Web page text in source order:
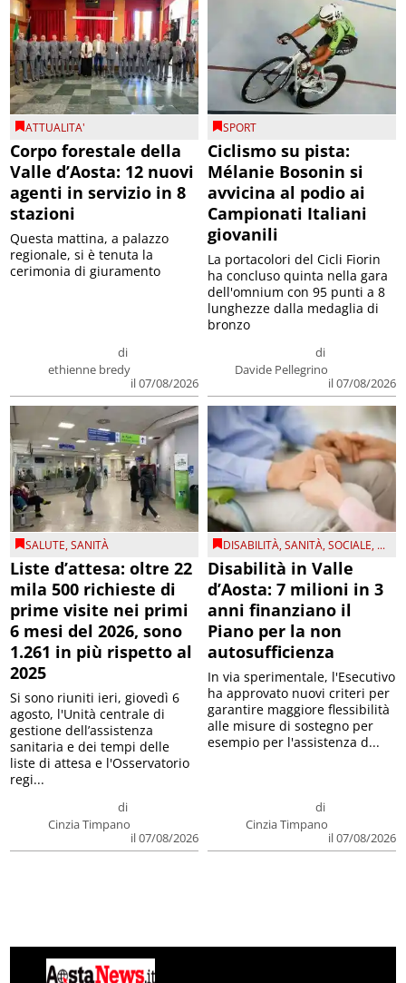
ATTUALITA'
Corpo forestale della
Valle d’Aosta: 12 nuovi
agenti in servizio in 8
stazioni
di
ethienne bredy
il 07/08/2026
Questa mattina, a palazzo
regionale, si è tenuta la
cerimonia di giuramento
SPORT
Ciclismo su pista:
Mélanie Bosonin si
avvicina al podio ai
Campionati Italiani
giovanili
di
Davide Pellegrino
il 07/08/2026
La portacolori del Cicli Fiorin
ha concluso quinta nella gara
dell'omnium con 95 punti a 8
lunghezze dalla medaglia di
bronzo
SALUTE,SANITÀ
Liste d’attesa: oltre 22
mila 500 richieste di
prime visite nei primi
6 mesi del 2026, sono
1.261 in più rispetto al
2025
di
Cinzia Timpano
il 07/08/2026
Si sono riuniti ieri, giovedì 6
agosto, l'Unità centrale di
gestione dell’assistenza
sanitaria e dei tempi delle
liste di attesa e l'Osservatorio
regi...
DISABILITÀ,SANITÀ,SOCIALE, ...
Disabilità in Valle
d’Aosta: 7 milioni in 3
anni finanziano il
Piano per la non
autosufficienza
di
Cinzia Timpano
il 07/08/2026
In via sperimentale, l'Esecutivo
ha approvato nuovi criteri per
garantire maggiore flessibilità
alle misure di sostegno per
esempio per l'assistenza d...